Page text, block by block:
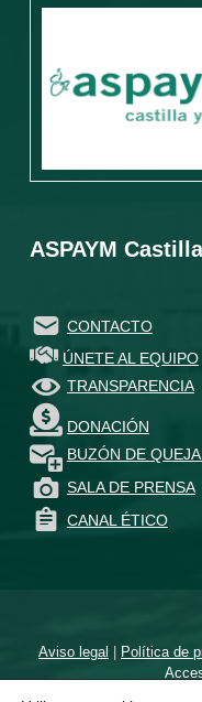
ASPAYM
CONTACTO
ÚNETE AL EQUIPO
TRANSPARENCIA
DONACIÓN
BUZÓN DE
SALA DE PRENSA
CANAL ÉTICO
Aviso legal | Política de